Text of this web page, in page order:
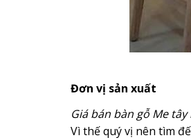
Đơn vị sản xuất
Giá bán bàn gỗ Me
Vì thế quý vị nên tìm